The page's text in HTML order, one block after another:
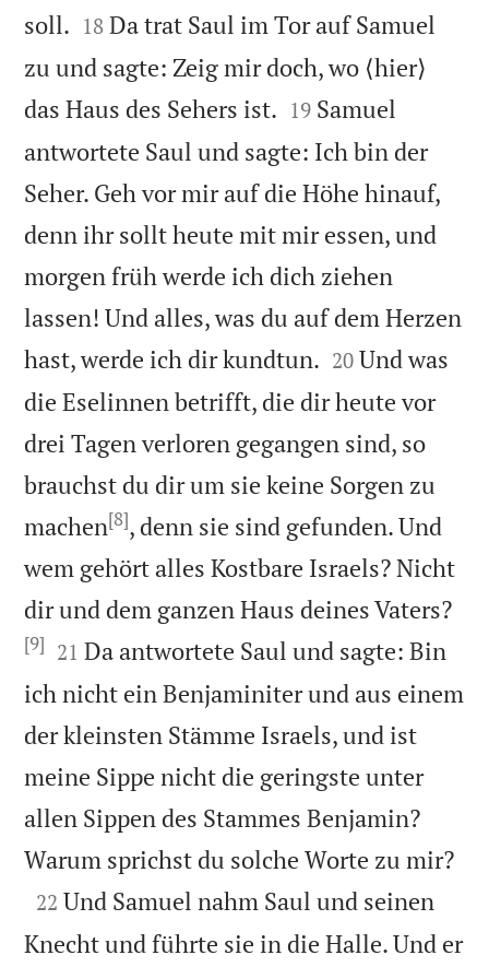
soll. 

18 Da trat Saul im Tor auf Samuel
zu und sagte: Zeig mir doch, wo ⟨hier⟩
das Haus des Sehers ist. 

19 Samuel
antwortete Saul und sagte: Ich bin der
Seher. Geh vor mir auf die Höhe hinauf,
denn ihr sollt heute mit mir essen, und
morgen früh werde ich dich ziehen
lassen! Und alles, was du auf dem Herzen
hast, werde ich dir kundtun. 

20 Und was
die Eselinnen betrifft, die dir heute vor
drei Tagen verloren gegangen sind, so
brauchst du dir um sie keine Sorgen zu
machen[8], denn sie sind gefunden. Und
wem gehört alles Kostbare Israels? Nicht
dir und dem ganzen Haus deines Vaters?
[9] 

21 Da antwortete Saul und sagte: Bin
ich nicht ein Benjaminiter und aus einem
der kleinsten Stämme Israels, und ist
meine Sippe nicht die geringste unter
allen Sippen des Stammes Benjamin?
Warum sprichst du solche Worte zu mir?

22 Und Samuel nahm Saul und seinen
Knecht und führte sie in die Halle. Und er